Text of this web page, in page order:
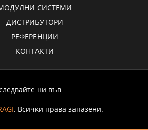
СИСТЕМИ
ДИСТРИБУТОРИ
РЕФЕРЕНЦИИ
КОНТАКТИ
ни във
. Всички права запазени.